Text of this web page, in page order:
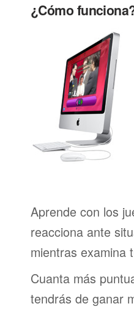
¿Cómo
Aprende con los
reacciona ante
mientras examina
Cuanta más
tendrás de ganar